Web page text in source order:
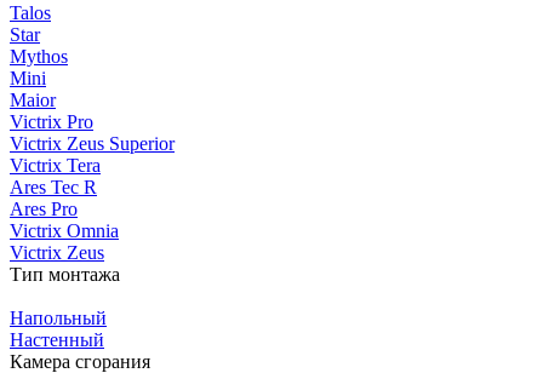
Talos
Star
Mythos
Mini
Maior
Victrix Pro
Victrix Zeus Superior
Victrix Tera
Ares Tec R
Ares Pro
Victrix Omnia
Victrix Zeus
Тип монтажа
Напольный
Настенный
Камера сгорания